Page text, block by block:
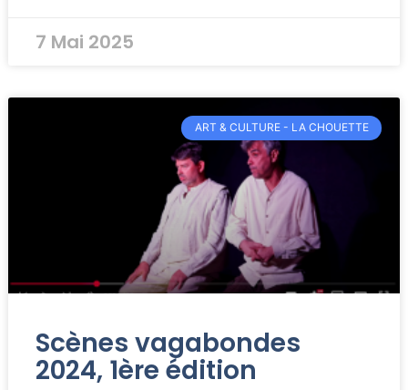
7 Mai 2025
ART & CULTURE - LA CHOUETTE
Scènes vagabondes
2024, 1ère édition